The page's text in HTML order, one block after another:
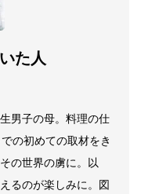
た人
男子の母。料理の仕
の初めての取材をき
の世界の虜に。以
るのが楽しみに。図